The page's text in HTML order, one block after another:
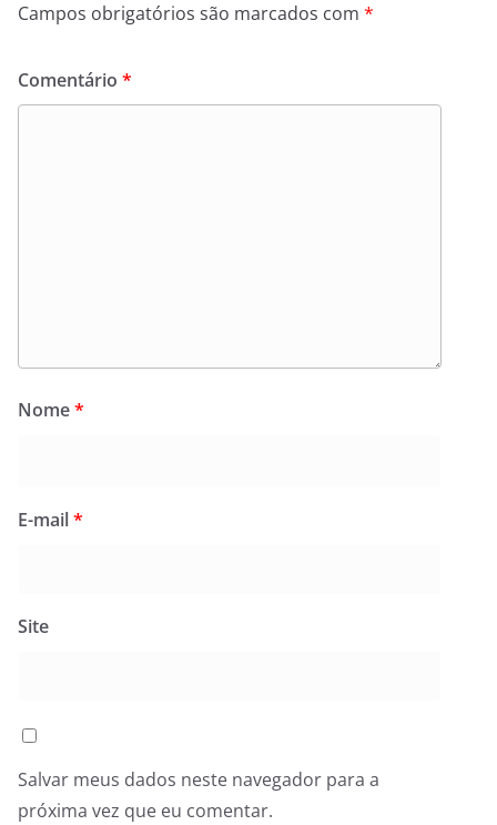
Campos obrigatórios são marcados com *
Comentário *
Nome*
E-mail*
Site
Salvar meus dados neste navegador para a
próxima vez que eu comentar.